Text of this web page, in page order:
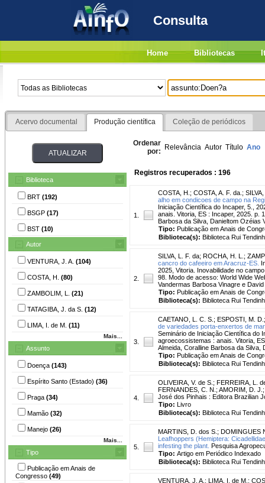
Consulta
Home Bibliotecas
Acervo documental Produção científica Coleção de periódicos
Biblioteca
BRT (192)
BSGP (17)
BST (10)
Autor
VENTURA, J. A. (104)
COSTA, H. (80)
ZAMBOLIM, L. (21)
TATAGIBA, J. da S. (12)
LIMA, I. de M. (11)
Mais...
Assunto
Doença (143)
Espírito Santo (Estado) (36)
Praga (34)
Mamão (32)
Manejo (26)
Mais...
Tipo
Publicação em Anais de
Congresso (49)
Ordenar
por: Relevância Autor Título Ano
Registros recuperados : 196
1.
COSTA, H. ; COSTA, A. F. da. ;
alho em condicoes de campo na
Iniciação Científica do Incaper, 5.,
anais. Vitoria, ES : Incaper, 2025. p.
Barbosa da Silva, Danieltom Ozéias
Tipo: Publicação em Anais de
Biblioteca(s): Biblioteca Rui
2.
SILVA, L. F. da; ROCHA, H. L. ;
cancro do cafeeiro em Aracruz-ES.
2025, Vitoria. Inovabilidade no
98. Modo de acesso: World Wide
Vandermas Barbosa Vinagre e
Tipo: Publicação em Anais de
Biblioteca(s): Biblioteca Rui
3.
CAETANO, L. C. S. ; ESPOSTI, M. D.
de variedades porta-enxertos de
Seminário de Iniciação Científica do
agroecossistemas : anais. Vitoria,
Almeida, Coralline Barbosa da
Tipo: Publicação em Anais de
Biblioteca(s): Biblioteca Rui
4.
OLIVEIRA, V. de S. ; FERREIRA, L.
FERNANDES, C. N. ; AMORIM, D. J.
José dos Pinhais : Editora Brazilian
Tipo: Livro
Biblioteca(s): Biblioteca Rui
5.
MARTINS, D. dos S. ; DOMINGUES
Leafhoppers (Hemiptera:
infesting the plant. Pesquisa
Tipo: Artigo em Periódico Indexado
Biblioteca(s): Biblioteca Rui
VENTURA, J. A. ; LIMA, I. de M. ;